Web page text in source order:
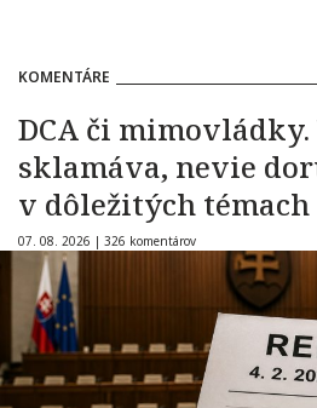
KOMENTÁRE
DCA či mimovládky.
sklamáva, nevie
v dôležitých témach
07. 08. 2026 | 326 komentárov